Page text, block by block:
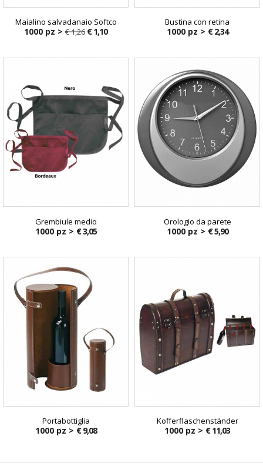
Maialino salvadanaio Softco
1000 pz > € 1,26 € 1,10
Bustina con retina
1000 pz > € 2,34
Grembiule medio
1000 pz > € 3,05
Orologio da parete
1000 pz > € 5,90
Portabottiglia
1000 pz > € 9,08
Kofferflaschenständer
1000 pz > € 11,03